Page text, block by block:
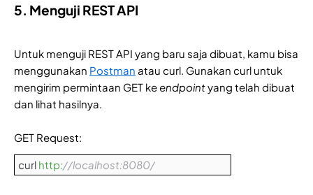
5. Menguji REST API
Untuk menguji REST API yang baru saja dibuat, kamu bisa
menggunakan Postman atau curl. Gunakan curl untuk
mengirim permintaan GET keendpointyang telah dibuat
dan lihat hasilnya.
GET Request:
curl http://localhost:8080/